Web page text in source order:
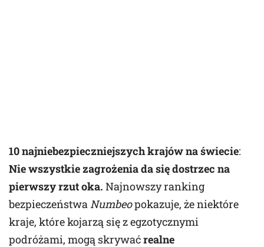
10 najniebezpieczniejszych krajów na świecie:
Nie wszystkie zagrożenia da się dostrzec na
pierwszy rzut oka. Najnowszy ranking
bezpieczeństwa Numbeopokazuje, że niektóre
kraje, które kojarzą się z egzotycznymi
podróżami, mogą skrywaćrealne